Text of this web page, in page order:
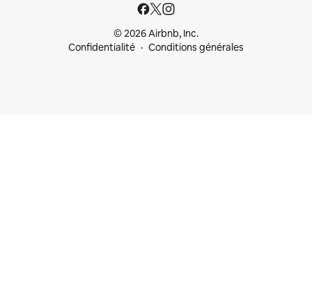
© 2026 Airbnb, Inc.
Confidentialité
Conditions générales